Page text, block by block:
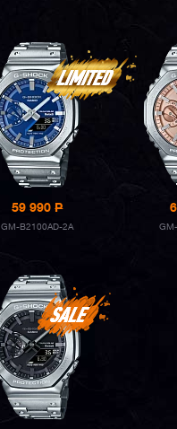
59 990P
GM-B2100AD-2A